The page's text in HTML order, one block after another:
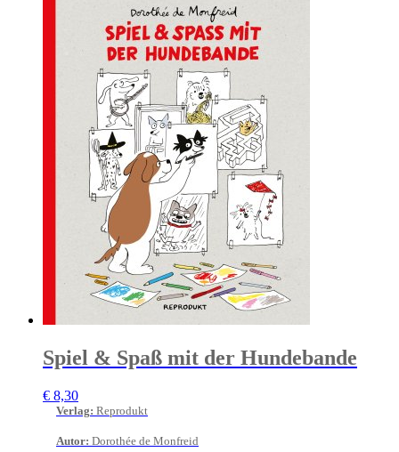
Spiel & Spaß mit der Hundebande
€ 8,30
Verlag: Reprodukt
Autor: Dorothée de Monfreid